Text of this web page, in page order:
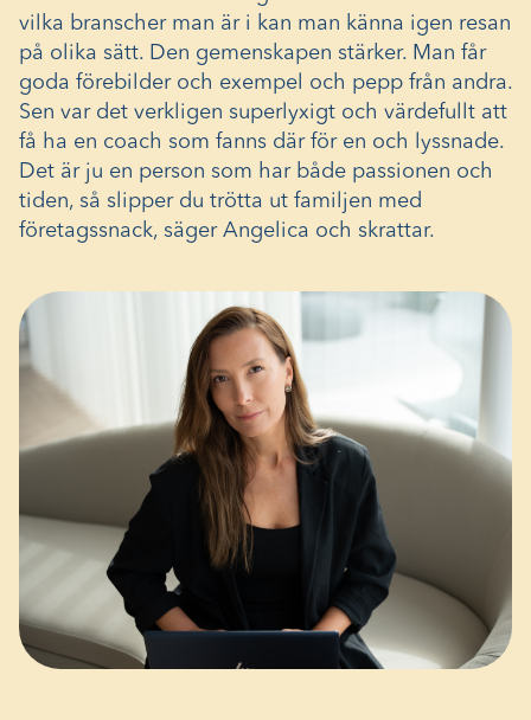
vilka branscher man är i kan man känna igen resan
på olika sätt. Den gemenskapen stärker. Man får
goda förebilder och exempel och pepp från andra.
Sen var det verkligen superlyxigt och värdefullt att
få ha en coach som fanns där för en och lyssnade.
Det är ju en person som har både passionen och
tiden, så slipper du trötta ut familjen med
företagssnack, säger Angelica och skrattar.